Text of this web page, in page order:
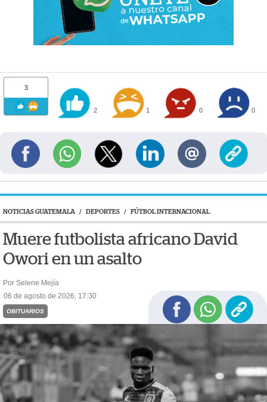
3
2 1 0 0
NOTICIAS GUATEMALA / DEPORTES / FÚTBOL INTERNACIONAL
Muere futbolista africano David
Owori en un asalto
Por Selene Mejía
06 de agosto de 2026, 17:30
OBITUARIOS